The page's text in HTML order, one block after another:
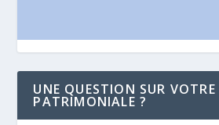
UNE QUESTION SUR
PATRIMONIALE ?